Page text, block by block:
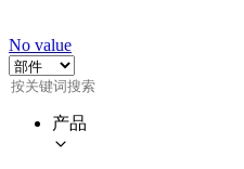
No value
产品